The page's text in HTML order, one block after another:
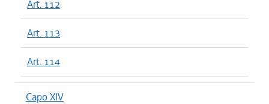
Art. 112
Art. 113
Art. 114
Capo XIV